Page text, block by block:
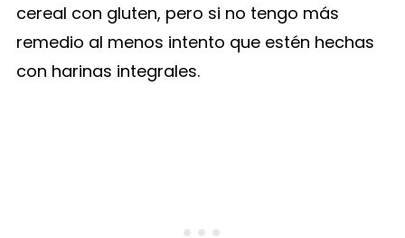
cereal con gluten, pero si no tengo más
remedio al menos intento que estén hechas
con harinas integrales.